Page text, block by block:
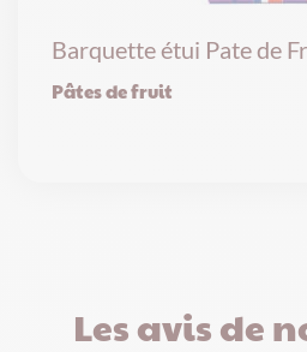
Barquette étui Pate de
Pâtes de fruit
Les avis de